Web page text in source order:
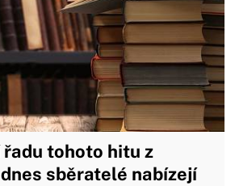
tohoto hitu z
sběratelé nabízejí